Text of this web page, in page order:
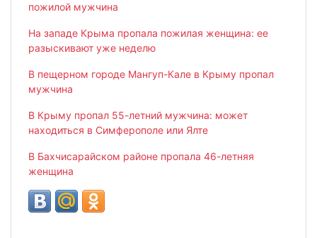
пожилой мужчина
На западе Крыма пропала пожилая женщина: ее
разыскивают уже неделю
В пещерном городе Мангуп-Кале в Крыму пропал
мужчина
В Крыму пропал 55-летний мужчина: может
находиться в Симферополе или Ялте
В Бахчисарайском районе пропала 46-летняя
женщина